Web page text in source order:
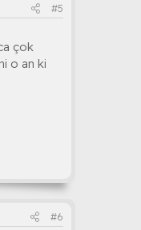
#5
çok
o an ki
#6